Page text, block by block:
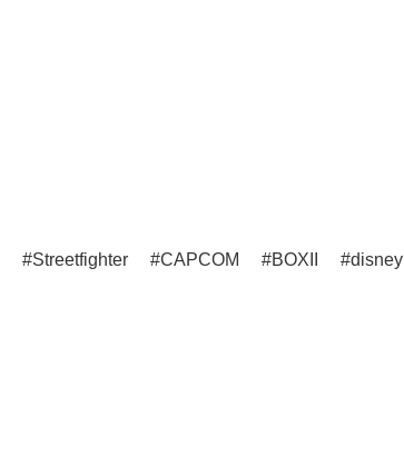
Streetfighter CAPCOM BOXII disney